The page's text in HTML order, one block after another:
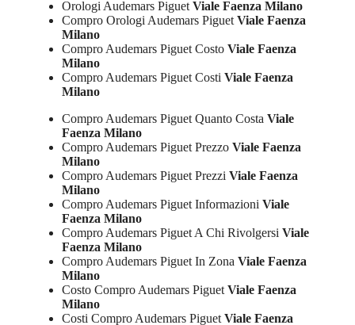
Orologi Audemars Piguet Viale Faenza Milano
Compro Orologi Audemars Piguet Viale Faenza
Milano
Compro Audemars Piguet Costo Viale Faenza
Milano
Compro Audemars Piguet Costi Viale Faenza
Milano
Compro Audemars Piguet Quanto Costa Viale
Faenza Milano
Compro Audemars Piguet Prezzo Viale Faenza
Milano
Compro Audemars Piguet Prezzi Viale Faenza
Milano
Compro Audemars Piguet Informazioni Viale
Faenza Milano
Compro Audemars Piguet A Chi Rivolgersi Viale
Faenza Milano
Compro Audemars Piguet In Zona Viale Faenza
Milano
Costo Compro Audemars Piguet Viale Faenza
Milano
Costi Compro Audemars Piguet Viale Faenza